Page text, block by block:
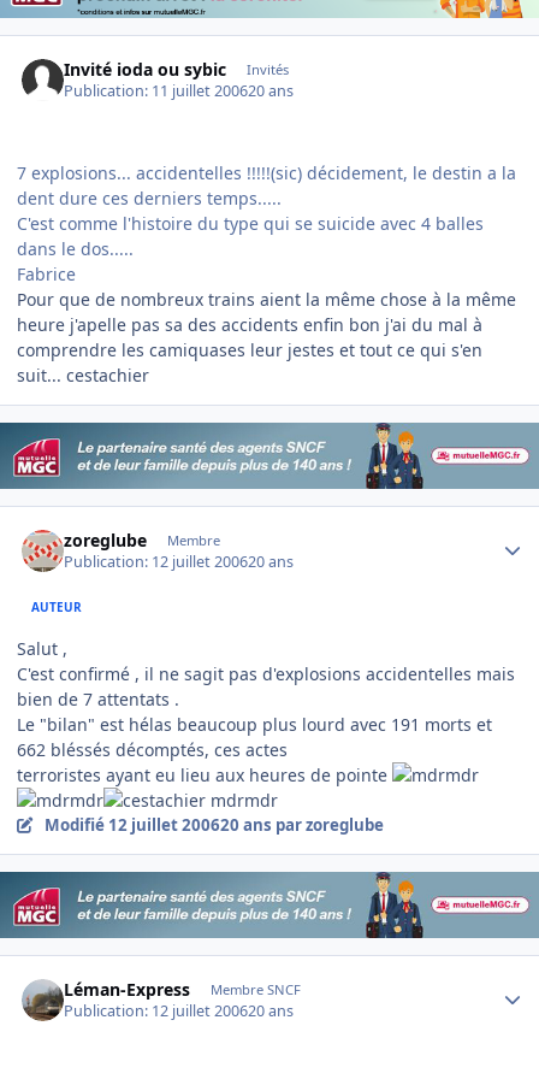
Invité ioda ou sybic Invités
Publication: 11 juillet 200620 ans
7 explosions... accidentelles !!!!!(sic) décidement, le destin a la
dent dure ces derniers temps.....
C'est comme l'histoire du type qui se suicide avec 4 balles
dans le dos.....
Fabrice
Pour que de nombreux trains aient la même chose à la même
heure j'apelle pas sa des accidents enfin bon j'ai du mal à
comprendre les camiquases leur jestes et tout ce qui s'en
suit... cestachier
zoreglube Membre
Publication: 12 juillet 200620 ans
AUTEUR
Salut ,
C'est confirmé , il ne sagit pas d'explosions accidentelles mais
bien de 7 attentats .
Le "bilan" est hélas beaucoup plus lourd avec 191 morts et
662 bléssés décomptés, ces actes
terroristes ayant eu lieu aux heures de pointe
mdrmdr
Modifié 12 juillet 200620 ans par zoreglube
Léman-Express Membre SNCF
Publication: 12 juillet 200620 ans